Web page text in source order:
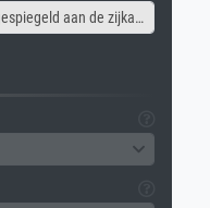
Canvas lijst - Afbeelding gespiegeld aan de zijkant